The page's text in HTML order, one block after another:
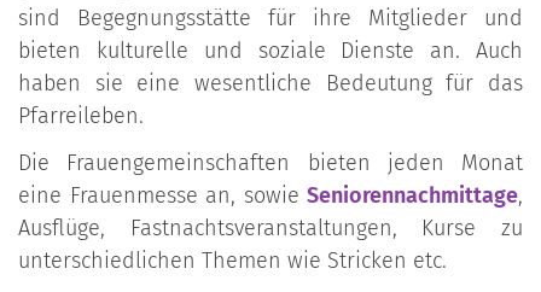
sind Begegnungsstätte für ihre Mitglieder und
bieten kulturelle und soziale Dienste an. Auch
haben sie eine wesentliche Bedeutung für das
Pfarreileben.
Die Frauengemeinschaften bieten jeden Monat
eine Frauenmesse an, sowie Seniorennachmittage,
Ausflüge, Fastnachtsveranstaltungen, Kurse zu
unterschiedlichen Themen wie Stricken etc.